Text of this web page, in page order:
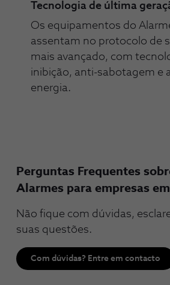
Tecnologia de última
Os equipamentos do
assentam no protocolo de
mais avançado, com
inibição, anti-sabotagem e
energia.
Perguntas Frequentes
Alarmes para empresas
Não fique com dúvidas,
suas questões.
Com dúvidas? Entre em contacto